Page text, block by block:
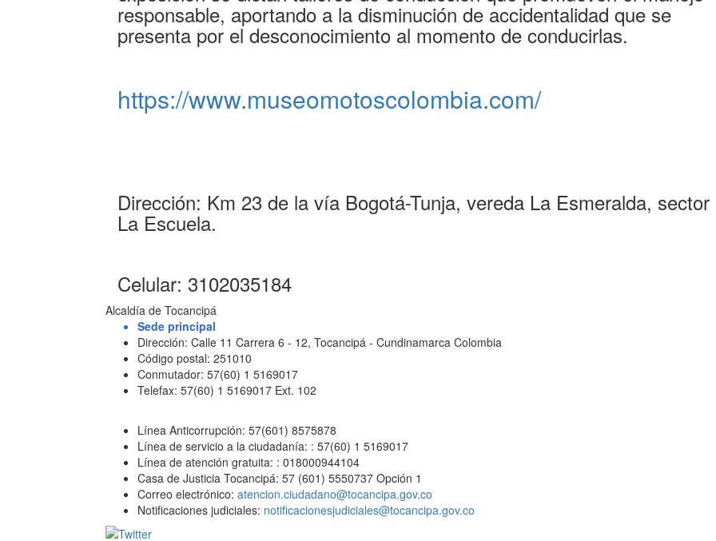
responsable, aportando a la disminución de accidentalidad que se
presenta por el desconocimiento al momento de conducirlas.
https://www.museomotoscolombia.com/
Dirección: Km 23 de la vía Bogotá-Tunja, vereda La Esmeralda, sector
La Escuela.
Celular: 3102035184
Alcaldía de Tocancipá
Sede principal
Dirección: Calle 11 Carrera 6 - 12, Tocancipá - Cundinamarca Colombia
Código postal: 251010
Conmutador: 57(60) 1 5169017
Telefax: 57(60) 1 5169017 Ext. 102
Línea Anticorrupción: 57(601) 8575878
Línea de servicio a la ciudadanía: : 57(60) 1 5169017
Línea de atención gratuita: : 018000944104
Casa de Justicia Tocancipá: 57 (601) 5550737 Opción 1
Correo electrónico: atencion.ciudadano@tocancipa.gov.co
Notificaciones judiciales: notificacionesjudiciales@tocancipa.gov.co